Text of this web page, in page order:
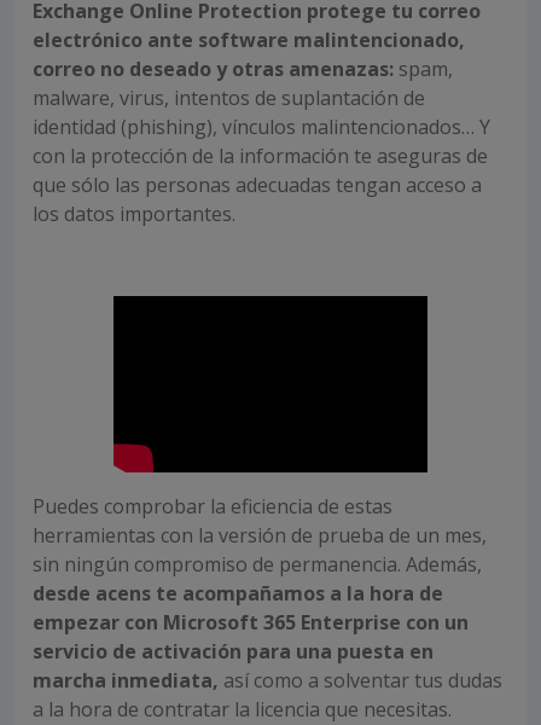
Exchange Online Protection protege tu correo
electrónico ante software malintencionado,
correo no deseado y otras amenazas: spam,
malware, virus, intentos de suplantación de
identidad (phishing), vínculos malintencionados… Y
con la protección de la información te aseguras de
que sólo las personas adecuadas tengan acceso a
los datos importantes.
Puedes comprobar la eficiencia de estas
herramientas con la versión de prueba de un mes,
sin ningún compromiso de permanencia. Además,
desde acens te acompañamos a la hora de
empezar con Microsoft 365 Enterprise con un
servicio de activación para una puesta en
marcha inmediata, así como a solventar tus dudas
a la hora de contratar la licencia que necesitas.